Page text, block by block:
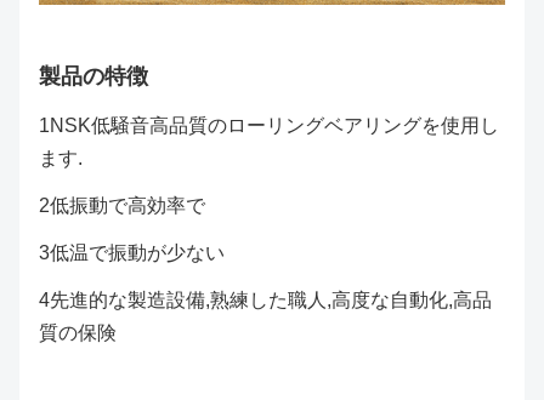
製品の特徴
1NSK低騒音高品質のローリングベアリングを使用し
ます.
2低振動で高効率で
3低温で振動が少ない
4先進的な製造設備,熟練した職人,高度な自動化,高品
質の保険